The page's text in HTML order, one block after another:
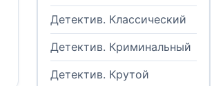
Детектив. Классический
Детектив. Криминальный
Детектив. Крутой